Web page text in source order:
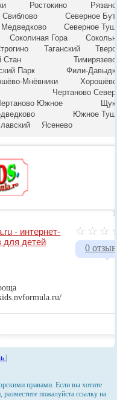
Ростокино
Свиблово
Северное
Северное
Соколиная Гора
Таганский
Стан
Парк
Фили-
Мнёвники
Чертаново
Южное
Южное
Ясенево
0
- интернет-
для детей
правами. Если вы хотите
разместите пожалуйста ссылку на